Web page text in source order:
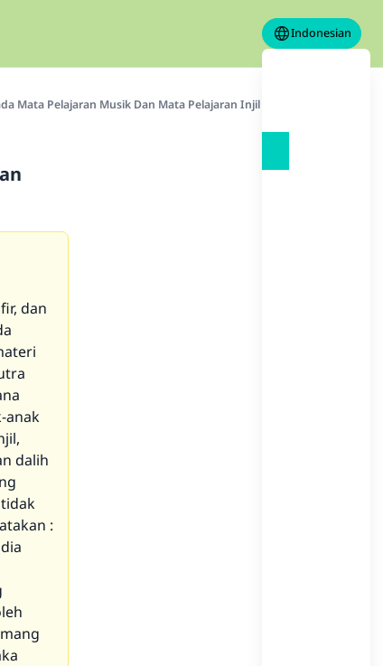
Indonesian
Mata Pelajaran Musik Dan Mata Pelajaran Injil
dan
anak
dalih
: